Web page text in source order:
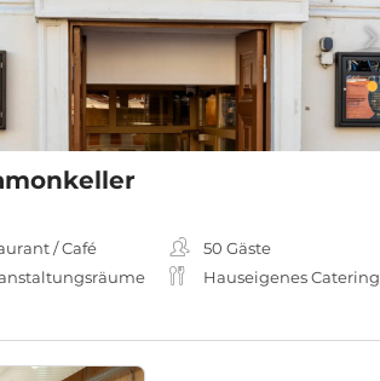
/ Café
50 Gäste
Hauseigenes Catering